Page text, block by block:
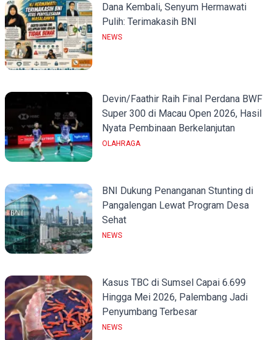
Dana Kembali, Senyum Hermawati
Pulih: Terimakasih BNI
NEWS
Devin/Faathir Raih Final Perdana BWF
Super 300 di Macau Open 2026, Hasil
Nyata Pembinaan Berkelanjutan
OLAHRAGA
BNI Dukung Penanganan Stunting di
Pangalengan Lewat Program Desa
Sehat
NEWS
Kasus TBC di Sumsel Capai 6.699
Hingga Mei 2026, Palembang Jadi
Penyumbang Terbesar
NEWS